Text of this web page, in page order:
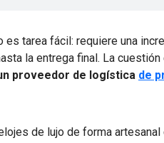
es tarea fácil: requiere una
la entrega final. La cuestión
proveedor de logística de
de lujo de forma